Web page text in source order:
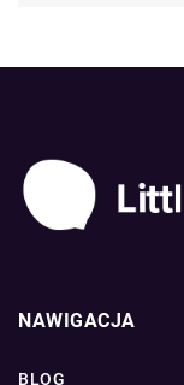
NAWIGACJA
BLOG